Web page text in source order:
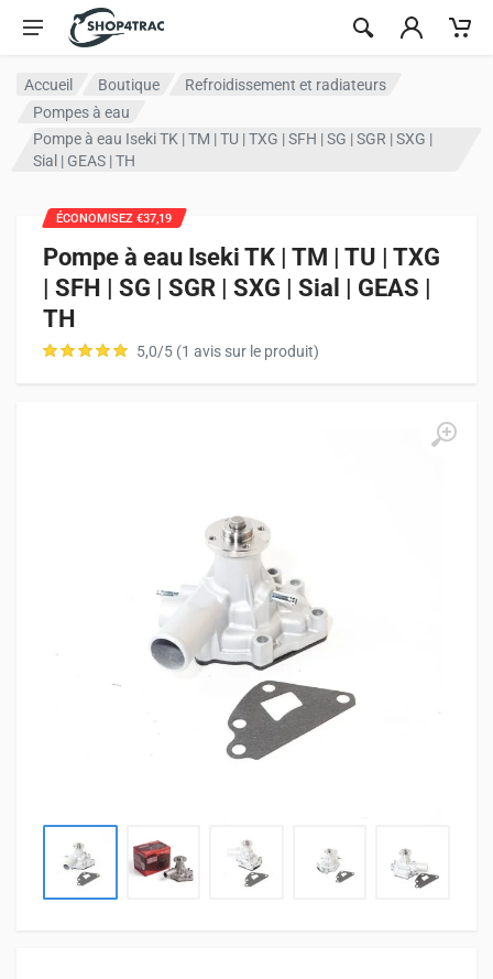
Aller au contenu
Accueil Boutique
Refroidissement et radiateurs
Pompes à eau
Pompe à eau Iseki TK | TM | TU | TXG | SFH | SG | SGR | SXG |
Sial | GEAS | TH
Pompe à eau Iseki TK | TM | TU | TXG
| SFH | SG | SGR | SXG | Sial | GEAS |
TH
5,0/5 (1 avis sur le produit)
ÉCONOMISEZ €37,19